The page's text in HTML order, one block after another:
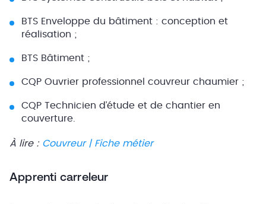
BTS Enveloppe du bâtiment : conception et
réalisation ;
BTS Bâtiment ;
CQP Ouvrier professionnel couvreur chaumier ;
CQP Technicien d’étude et de chantier en
couverture.
À lire : Couvreur | Fiche métier
Apprenti carreleur